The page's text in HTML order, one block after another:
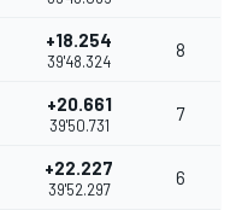
+18.254
39'48.324
8
+20.661
39'50.731
7
+22.227
39'52.297
6